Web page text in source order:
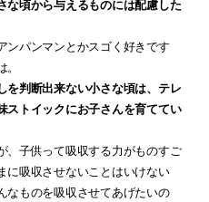
な頃から与えるものには配慮した
ンパンマンとかスゴく好きです
を判断出来ない小さな頃は、テレ
ストイックにお子さんを育ててい
、子供って吸収する力がものすご
に吸収させないことはいけない
なものを吸収させてあげたいの